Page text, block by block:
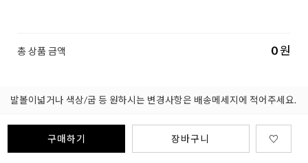
총 상품 금액 0원
발볼이넓거나 색상/굽 등 원하시는 변경사항은 배송메세지에 적어주세요.
구매하기 장바구니 ♡